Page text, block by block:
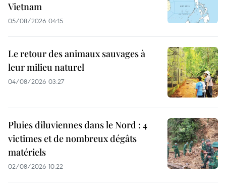
Vietnam
05/08/2026 04:15
Le retour des animaux sauvages à
leur milieu naturel
04/08/2026 03:27
Pluies diluviennes dans le Nord : 4
victimes et de nombreux dégâts
matériels
02/08/2026 10:22